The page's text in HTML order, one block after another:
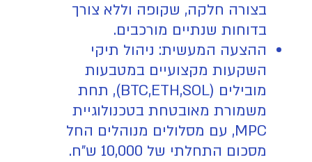
בצורה חלקה, שקופה וללא צורך
בדוחות שנתיים מורכבים.
ההצעה המעשית: ניהול תיקי
השקעות מקצועיים במטבעות
מובילים (BTC,ETH,SOL), תחת
משמורת מאובטחת בטכנולוגיית
MPC, עם מסלולים מנוהלים החל
מסכום התחלתי של 10,000 ש"ח.